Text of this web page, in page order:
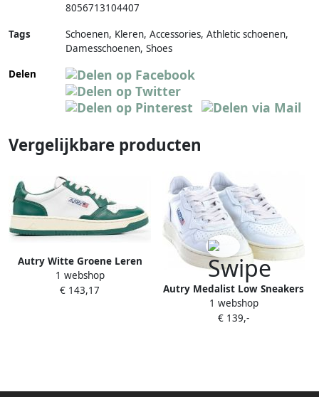
8056713104407
Tags
Schoenen, Kleren, Accessories, Athletic schoenen,
Damesschoenen, Shoes
Delen
Vergelijkbare producten
Autry Witte Groene Leren
Sneakers met Geperforeerde
Neus Green
1 webshop
€ 143,17
Autry Medalist Low Sneakers
In Leather Color White Pink
Wit Dames
1 webshop
€ 139,-